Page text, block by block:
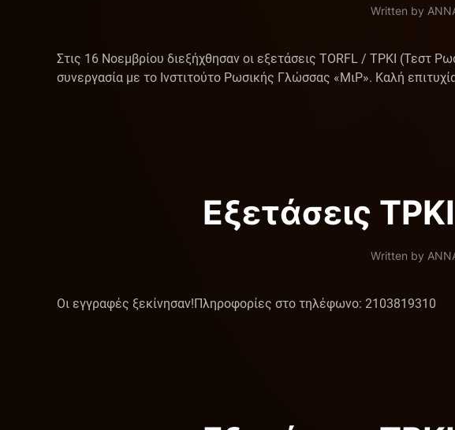
Written by
Στις 16 Νοεμβρίου διεξήχθησαν οι εξετάσεις TORFL / ΤΡΚΙ (Τεστ
συνεργασία με το Ινστιτούτο Ρωσικής Γλώσσας «ΜιΡ». Kαλή
Εξετάσεις
Written by
Οι εγγραφές ξεκίνησαν!Πληροφορίες στο τηλέφωνο: 2103819310